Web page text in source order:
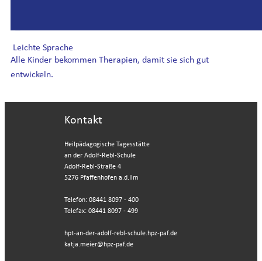
Leichte Sprache
Alle Kinder bekommen Therapien, damit sie sich gut
entwickeln.
Kontakt
Heilpädagogische Tagesstätte
an der Adolf-Rebl-Schule
Adolf-Rebl-Straße 4
5276 Pfaffenhofen a.d.Ilm
Telefon: 08441 8097 - 400
Telefax: 08441 8097 - 499
hpt-an-der-adolf-rebl-schule.hpz-paf.de
katja.meier@hpz-paf.de